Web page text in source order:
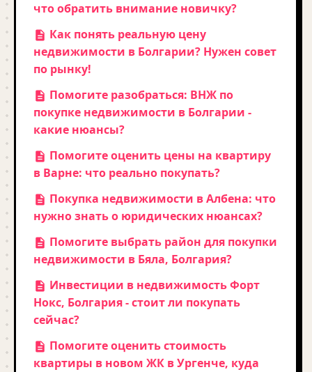
что обратить внимание новичку?
Как понять реальную цену
недвижимости в Болгарии? Нужен совет
по рынку!
Помогите разобраться: ВНЖ по
покупке недвижимости в Болгарии -
какие нюансы?
Помогите оценить цены на квартиру
в Варне: что реально покупать?
Покупка недвижимости в Албена: что
нужно знать о юридических нюансах?
Помогите выбрать район для покупки
недвижимости в Бяла, Болгария?
Инвестиции в недвижимость Форт
Нокс, Болгария - стоит ли покупать
сейчас?
Помогите оценить стоимость
квартиры в новом ЖК в Ургенче, куда